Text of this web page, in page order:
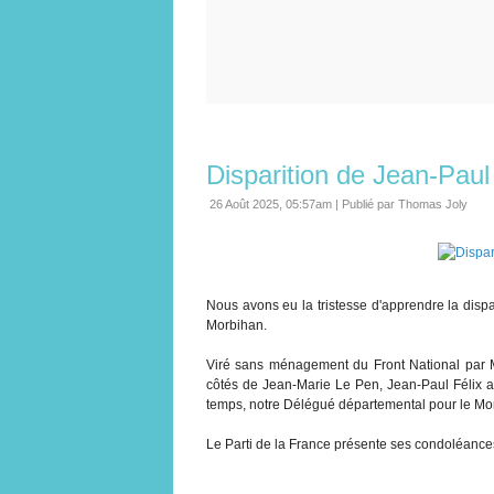
Disparition de Jean-
26 Août 2025, 05:57am | Publié par Thomas Joly
Nous avons eu la tristesse d'apprendre la
Morbihan.
Viré sans ménagement du Front National
côtés de Jean-Marie Le Pen, Jean-Paul Félix
temps, notre Délégué départemental pour le
Le Parti de la France présente ses